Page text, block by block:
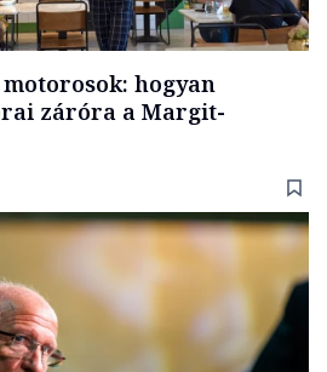
hogyan
záróra a Margit-